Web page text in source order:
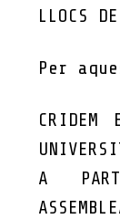
LLOCS
Per
CRIDEM
A